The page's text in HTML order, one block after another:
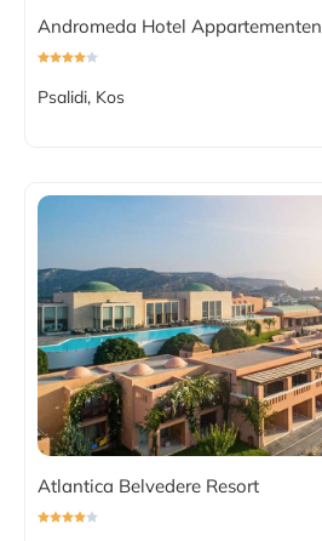
Andromeda Hotel Appartementen
Psalidi, Kos
Atlantica Belvedere Resort